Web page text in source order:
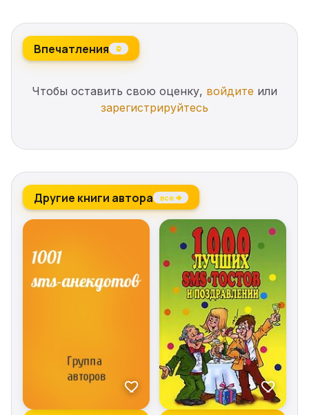
Впечатления 0
Чтобы оставить свою оценку, войдите или
зарегистрируйтесь
Другие книги автора все →